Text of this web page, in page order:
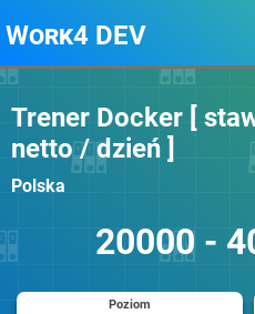
Work4 DEV
Trener Docker [
netto / dzień ]
Polska
20000 -
Poziom